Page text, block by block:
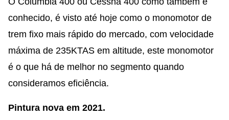
conhecido, é visto até hoje como o monomotor de
trem fixo mais rápido do mercado, com velocidade
máxima de 235KTAS em altitude, este monomotor
é o que há de melhor no segmento quando
consideramos eficiência.
Pintura nova em 2021.